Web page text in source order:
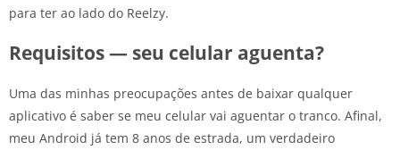
para ter ao lado do Reelzy.
Requisitos — seu celular aguenta?
Uma das minhas preocupações antes de baixar qualquer
aplicativo é saber se meu celular vai aguentar o tranco. Afinal,
meu Android já tem 8 anos de estrada, um verdadeiro